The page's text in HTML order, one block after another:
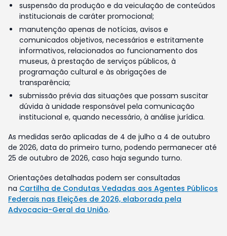
suspensão da produção e da veiculação de conteúdos
institucionais de caráter promocional;
manutenção apenas de notícias, avisos e
comunicados objetivos, necessários e estritamente
informativos, relacionados ao funcionamento dos
museus, à prestação de serviços públicos, à
programação cultural e às obrigações de
transparência;
submissão prévia das situações que possam suscitar
dúvida à unidade responsável pela comunicação
institucional e, quando necessário, à análise jurídica.
As medidas serão aplicadas de 4 de julho a 4 de outubro
de 2026, data do primeiro turno, podendo permanecer até
25 de outubro de 2026, caso haja segundo turno.
Orientações detalhadas podem ser consultadas
na Cartilha de Condutas Vedadas aos Agentes Públicos
Federais nas Eleições de 2026, elaborada pela
Advocacia-Geral da União.